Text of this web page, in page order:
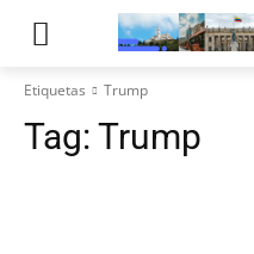
Etiquetas Trump
Tag: Trump